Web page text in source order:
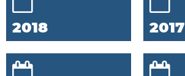
2018 2017